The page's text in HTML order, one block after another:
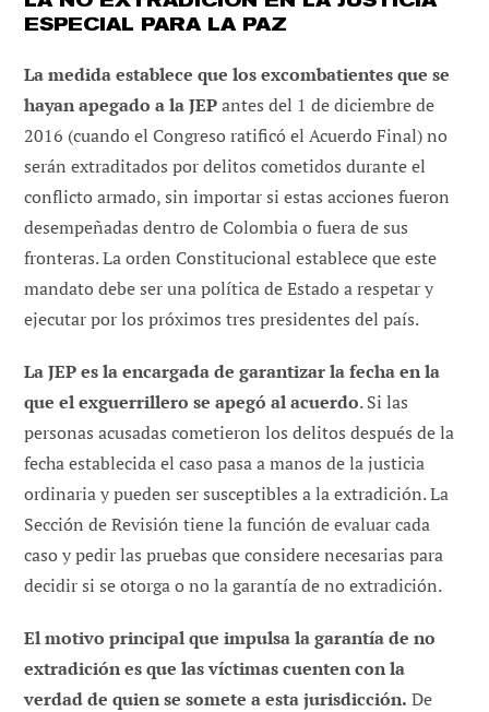
ESPECIAL PARA LA PAZ
La medida establece que los excombatientes que se
hayan apegado a la JEPantes del 1 de diciembre de
2016 (cuando el Congreso ratificó el Acuerdo Final) no
serán extraditados por delitos cometidos durante el
conflicto armado, sin importar si estas acciones fueron
desempeñadas dentro de Colombia o fuera de sus
fronteras. La orden Constitucional establece que este
mandato debe ser una política de Estado a respetar y
ejecutar por los próximos tres presidentes del país.
La JEP es la encargada de garantizar la fecha en la
que el exguerrillero se apegó al acuerdo. Si las
personas acusadas cometieron los delitos después de la
fecha establecida el caso pasa a manos de la justicia
ordinaria y pueden ser susceptibles a la extradición. La
Sección de Revisión tiene la función de evaluar cada
caso y pedir las pruebas que considere necesarias para
decidir si se otorga o no la garantía de no extradición.
El motivo principal que impulsa la garantía de no
extradición es que las víctimas cuenten con la
verdad de quien se somete a esta jurisdicción. De